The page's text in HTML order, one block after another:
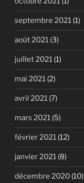
septembre 2021 (1)
août 2021 (3)
juillet 2021 (1)
mai 2021 (2)
avril 2021 (7)
mars 2021 (5)
février 2021 (12)
janvier 2021 (8)
décembre 2020 (10)